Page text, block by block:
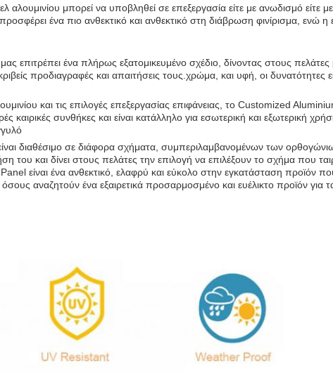
αλουμινίου μπορεί να υποβληθεί σε επεξεργασία είτε με ανωδισμό είτε
ένα πιο ανθεκτικό και ανθεκτικό στη διάβρωση φινίρισμα, ενώ
επιτρέπει ένα πλήρως εξατομικευμένο σχέδιο, δίνοντας στους
προδιαγραφές και απαιτήσεις τους.χρώμα, και υφή, οι δυνατότητες
και τις επιλογές επεξεργασίας επιφάνειας, το Customized
καιρικές συνθήκες και είναι κατάλληλο για εσωτερική και εξωτερική
διαθέσιμο σε διάφορα σχήματα, συμπεριλαμβανομένων των
του και δίνει στους πελάτες την επιλογή να επιλέξουν το σχήμα που
είναι ένα ανθεκτικό, ελαφρύ και εύκολο στην εγκατάσταση προϊόν
όσους αναζητούν ένα εξαιρετικά προσαρμοσμένο και ευέλικτο προϊόν για